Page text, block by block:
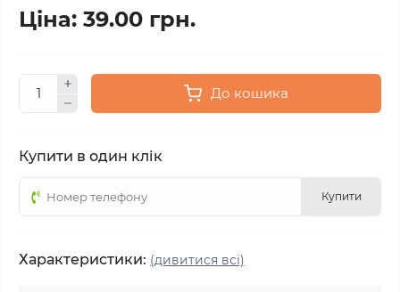
Ціна: 39.00 грн.
До кошика
Купити в один клік
Купити
Характеристики: (дивитися всі)